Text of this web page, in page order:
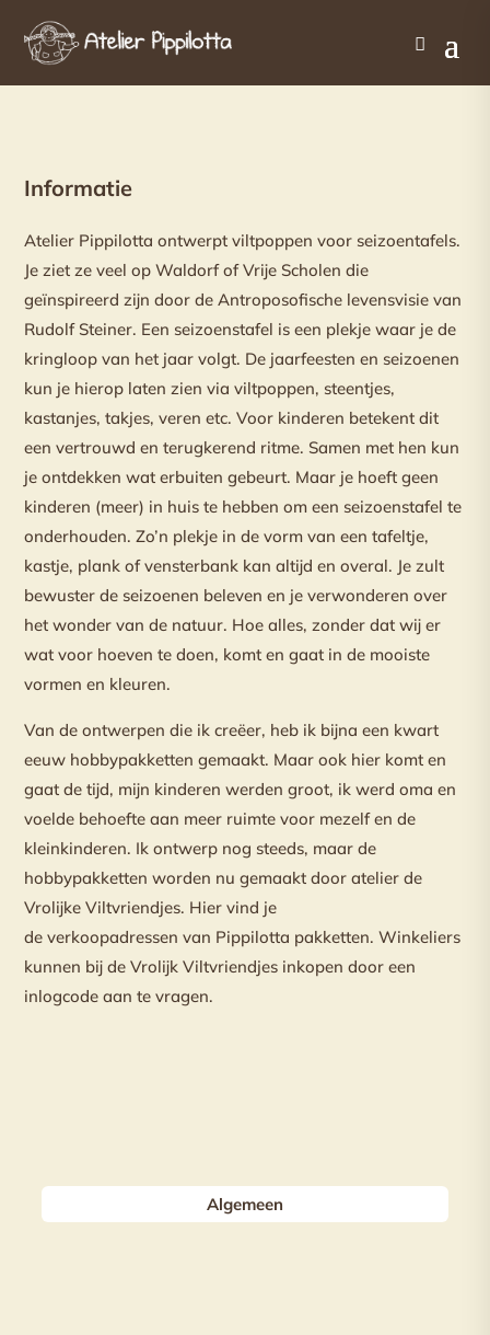
Informatie
Atelier Pippilotta ontwerpt viltpoppen voor seizoentafels.
Je ziet ze veel op Waldorf of Vrije Scholen die
geïnspireerd zijn door de Antroposofische levensvisie van
Rudolf Steiner. Een seizoenstafel is een plekje waar je de
kringloop van het jaar volgt. De jaarfeesten en seizoenen
kun je hierop laten zien via viltpoppen, steentjes,
kastanjes, takjes, veren etc. Voor kinderen betekent dit
een vertrouwd en terugkerend ritme. Samen met hen kun
je ontdekken wat erbuiten gebeurt. Maar je hoeft geen
kinderen (meer) in huis te hebben om een seizoenstafel te
onderhouden. Zo’n plekje in de vorm van een tafeltje,
kastje, plank of vensterbank kan altijd en overal. Je zult
bewuster de seizoenen beleven en je verwonderen over
het wonder van de natuur. Hoe alles, zonder dat wij er
wat voor hoeven te doen, komt en gaat in de mooiste
vormen en kleuren.
Van de ontwerpen die ik creëer, heb ik bijna een kwart
eeuw hobbypakketten gemaakt. Maar ook hier komt en
gaat de tijd, mijn kinderen werden groot, ik werd oma en
voelde behoefte aan meer ruimte voor mezelf en de
kleinkinderen. Ik ontwerp nog steeds, maar de
hobbypakketten worden nu gemaakt door atelier de
Vrolijke Viltvriendjes. Hier vind je
de verkoopadressen van Pippilotta pakketten. Winkeliers
kunnen bij de Vrolijk Viltvriendjes inkopen door een
inlogcode aan te vragen.
Algemeen